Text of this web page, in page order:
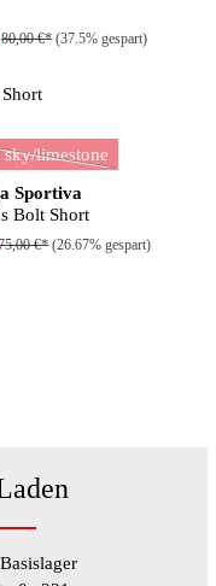
80,00 €* (37.5% gespart)
Sportiva
Bolt Short
sky/limestone
(Diese Option ist zurzeit
€* (26.67% gespart)